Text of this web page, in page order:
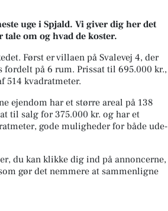
uge i Spjald. Vi giver dig her det
om og hvad de koster.
Først er villaen på Svalevej 4, der
på 6 rum. Prissat til 695.000 kr.,
514 kvadratmeter.
ejendom har et større areal på 138
til salg for 375.000 kr. og har et
gode muligheder for både ude-
du kan klikke dig ind på annoncerne,
gør det nemmere at sammenligne